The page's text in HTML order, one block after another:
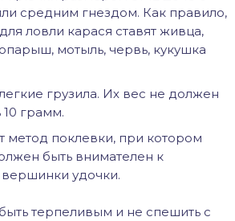
средним гнездом. Как правило,
ловли карася ставят живца,
мотыль, червь, кукушка
грузила. Их вес не должен
грамм.
поклевки, при котором
быть внимателен к
удочки.
терпеливым и не спешить с